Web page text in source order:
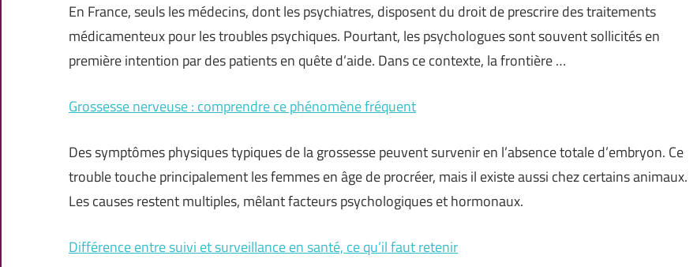
En France, seuls les médecins, dont les psychiatres, disposent du droit de prescrire des traitements
médicamenteux pour les troubles psychiques. Pourtant, les psychologues sont souvent sollicités en
première intention par des patients en quête d’aide. Dans ce contexte, la frontière …
Grossesse nerveuse : comprendre ce phénomène fréquent
Des symptômes physiques typiques de la grossesse peuvent survenir en l’absence totale d’embryon. Ce
trouble touche principalement les femmes en âge de procréer, mais il existe aussi chez certains animaux.
Les causes restent multiples, mêlant facteurs psychologiques et hormonaux.
Différence entre suivi et surveillance en santé, ce qu’il faut retenir